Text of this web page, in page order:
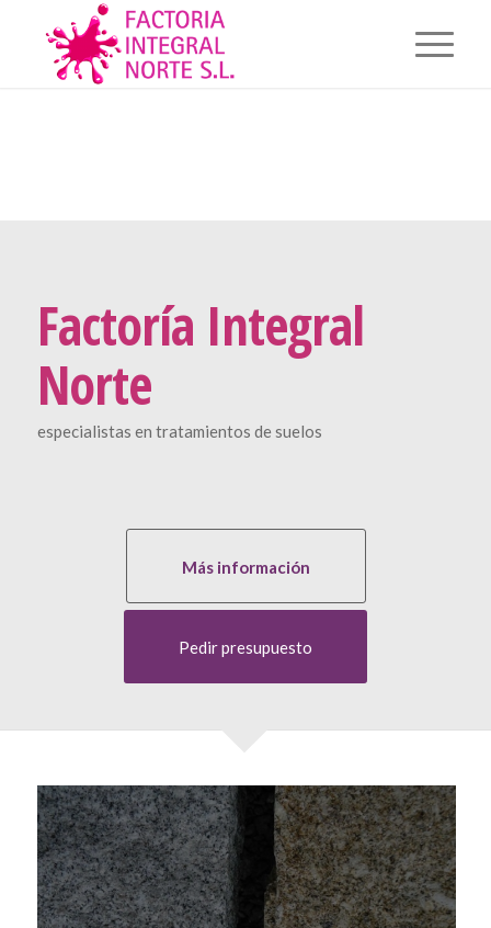
Factoría Integral
Norte
especialistas en tratamientos de suelos
Más información
Pedir presupuesto